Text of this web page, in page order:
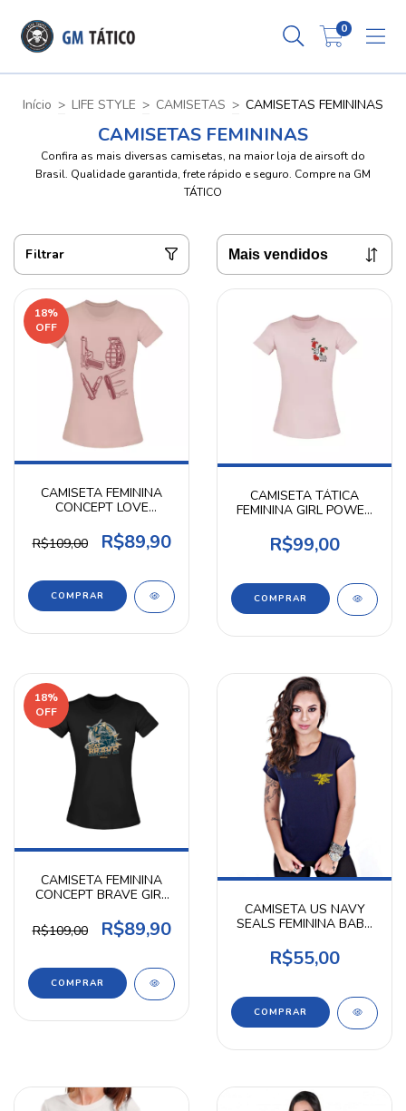
0
Início > LIFE STYLE > CAMISETAS > CAMISETAS FEMININAS
CAMISETAS FEMININAS
Confira as mais diversas camisetas, na maior loja de airsoft do
Brasil. Qualidade garantida, frete rápido e seguro. Compre na GM
TÁTICO
Filtrar
18%
OFF
CAMISETA FEMININA
CONCEPT LOVE
R$109,00
R$89,90
COMPRAR
CAMISETA TÁTICA
FEMININA GIRL POWER
R$99,00
COMPRAR
18%
OFF
CAMISETA FEMININA
CONCEPT BRAVE GIRL
R$109,00
R$89,90
COMPRAR
CAMISETA US NAVY
SEALS FEMININA BABY
R$55,00
COMPRAR